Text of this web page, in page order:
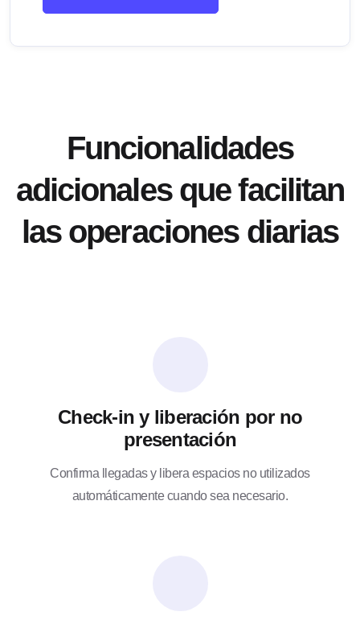
Funcionalidades
adicionales que facilitan
las operaciones diarias
Check-in y liberación por no
presentación
Confirma llegadas y libera espacios no utilizados
automáticamente cuando sea necesario.